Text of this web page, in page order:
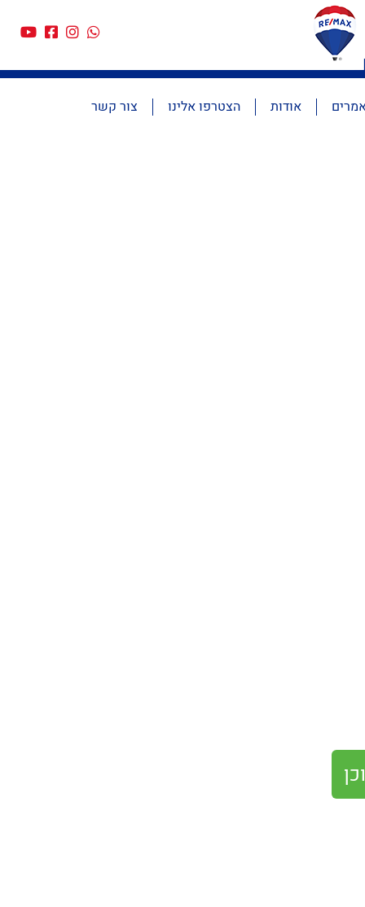
אודות הצטרפו אלינו צור קשר